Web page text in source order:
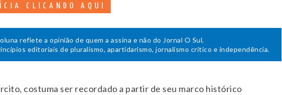
CLICANDO AQUI
reflete a opinião de quem a assina e não do Jornal O Sul.
editoriais de pluralismo, apartidarismo, jornalismo crítico e independência.
costuma ser recordado a partir de seu marco histórico